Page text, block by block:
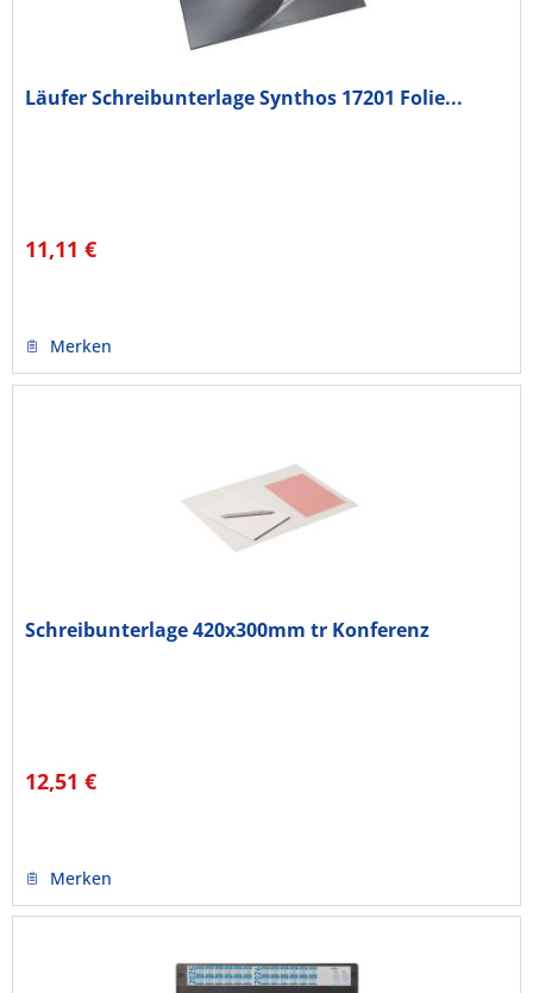
Läufer Schreibunterlage Synthos 17201 Folie...
11,11 €
Merken
Schreibunterlage 420x300mm tr Konferenz
12,51 €
Merken